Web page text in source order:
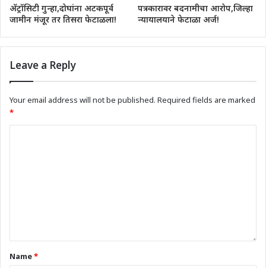
अ‍ॅट्रॉसिटी गुन्हा,दोघांना अटकपूर्व
जामीन मंजूर तर तिसरा फेटाळला!
पत्रकारावर बदनामीचा आरोप,जिल्हा
न्यायालयाने फेटाळा अर्ज!
Leave a Reply
Your email address will not be published. Required fields are marked
*
Name*